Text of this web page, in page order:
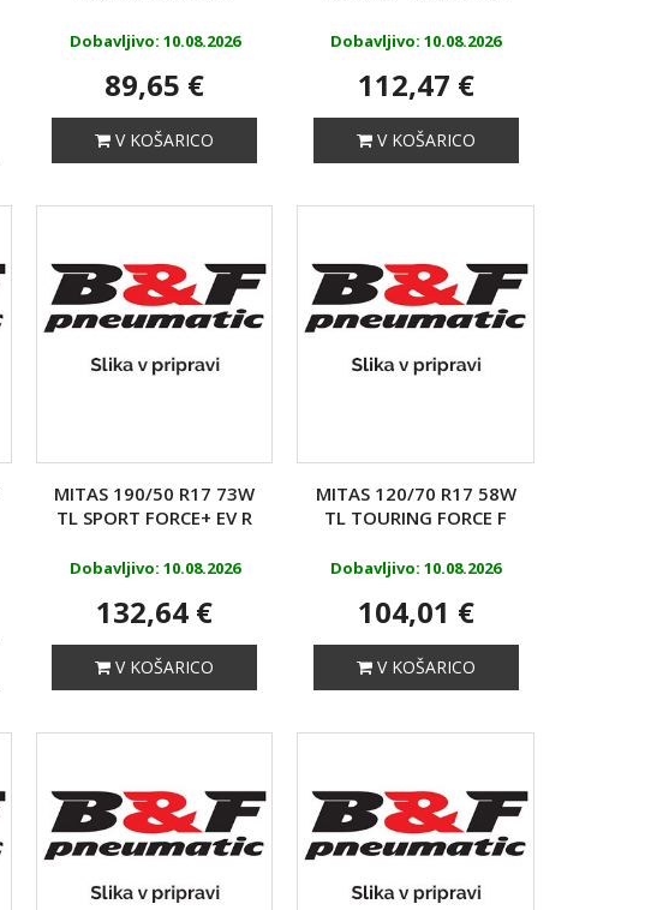
Dobavljivo: 10.08.2026
89,65 €
V KOŠARICO
Dobavljivo: 10.08.2026
112,47 €
V KOŠARICO
MITAS 190/50 R17 73W
TL SPORT FORCE+ EV R
Dobavljivo: 10.08.2026
132,64 €
V KOŠARICO
MITAS 120/70 R17 58W
TL TOURING FORCE F
Dobavljivo: 10.08.2026
104,01 €
V KOŠARICO